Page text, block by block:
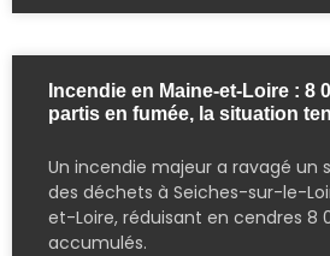
Incendie en Maine-et-Loire : 8
partis en fumée, la situation
Un incendie majeur a ravagé un
des déchets à Seiches-sur-le-
et-Loire, réduisant en cendres 8
accumulés.